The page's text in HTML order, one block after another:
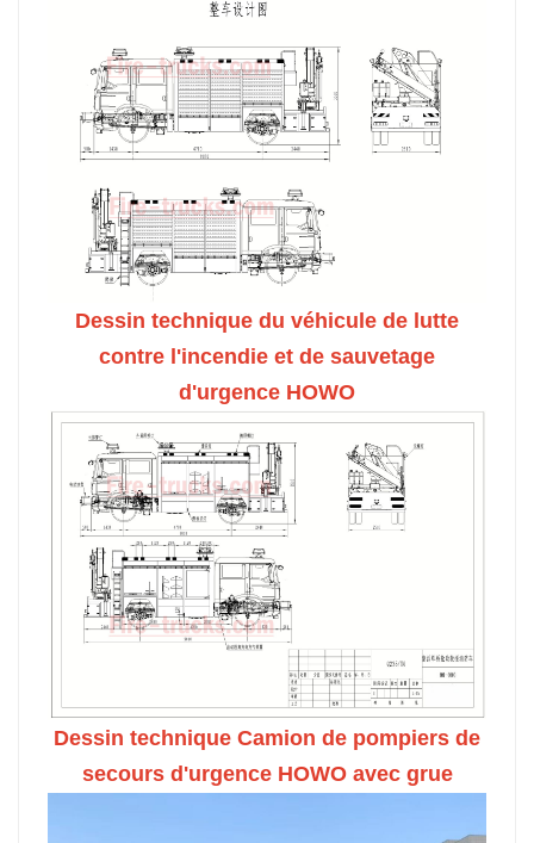
Dessin technique du véhicule de lutte
contre l'incendie et de sauvetage
d'urgence HOWO
Dessin technique Camion de pompiers de
secours d'urgence HOWO avec grue